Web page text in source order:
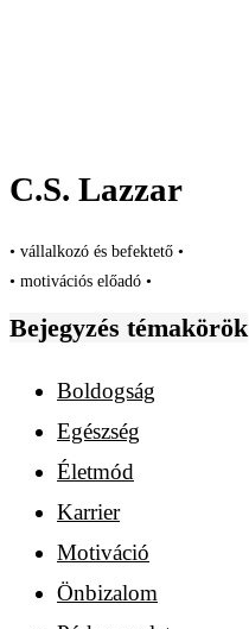
C.S. Lazzar
• vállalkozó és befektető •
• motivációs előadó •
Bejegyzés témakörök
Boldogság
Egészség
Életmód
Karrier
Motiváció
Önbizalom